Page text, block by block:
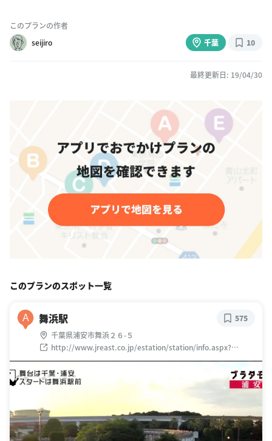
このプランの作者
seijiro
千葉 10
最終更新日: 19/04/30
このプランのスポット一覧
A 舞浜駅
千葉県浦安市舞浜２６-５
http://www.jreast.co.jp/estation/station/info.aspx?
StationCD=1414
575